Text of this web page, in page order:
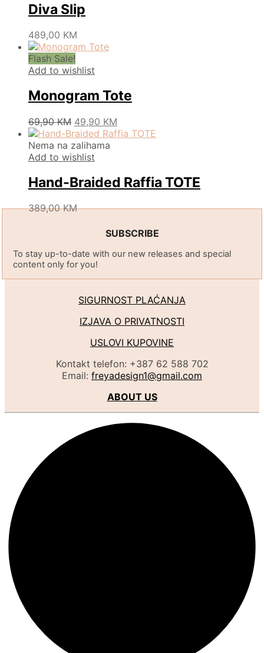
variants.
The
options
may
be
chosen
on
product
Diva Slip
489,00 KM
product
multiple
The
options
may
be
chosen
on
the
product
page
Flash Sale!
Add to wishlist
Monogram Tote
69,90KM Original
price
was:
69,90 KM.
49,90 KM
price
product
The
options
chosen
on
the
Nema na zalihama
Add to wishlist
Hand-Braided Raffia TOTE
389,00KMThis
variants.
The
options
be
on
product
page
SUBSCRIBE
To stay up-to-date with our new releases and special
content only for you!
SIGURNOST PLAĆANJA
IZJAVA O PRIVATNOSTI
USLOVI KUPOVINE
Kontakt telefon: +387 62 588 702
Email: freyadesign1@gmail.com
ABOUT US